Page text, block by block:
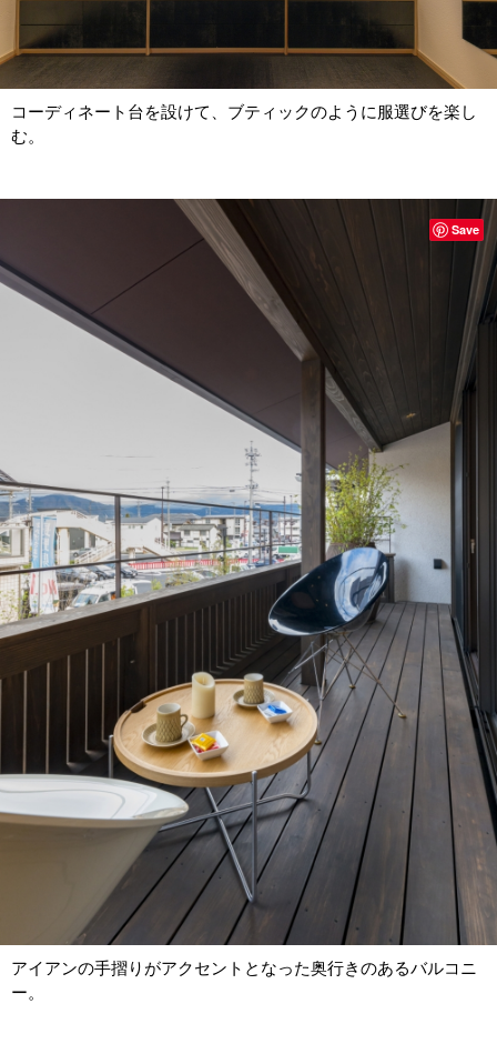
コーディネート台を設けて、ブティックのように服選びを楽し
む。
アイアンの手摺りがアクセントとなった奥行きのあるバルコニ
ー。
Save